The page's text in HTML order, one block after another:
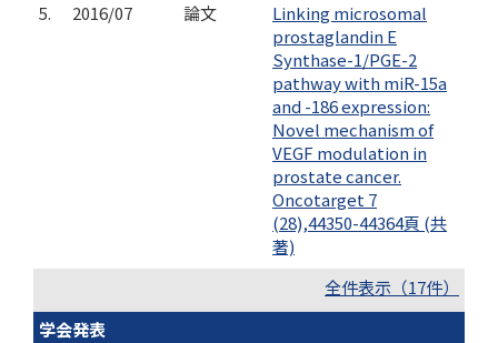
5.
2016/07 論文
Linking microsomal
prostaglandin E
Synthase-1/PGE-2
pathway with miR-15a
and -186 expression:
Novel mechanism of
VEGF modulation in
prostate cancer.
Oncotarget 7
(28),44350-44364頁 (共
著)
全件表示（17件）
学会発表